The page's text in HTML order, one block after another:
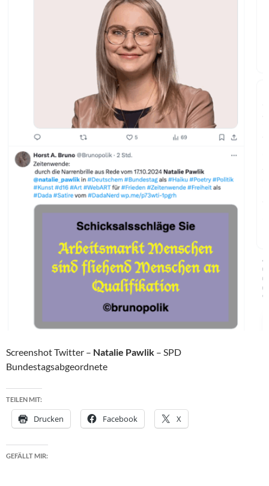
Screenshot Twitter – Natalie Pawlik – SPD
Bundestagsabgeordnete
TEILEN MIT:
Drucken Facebook X
GEFÄLLT MIR: